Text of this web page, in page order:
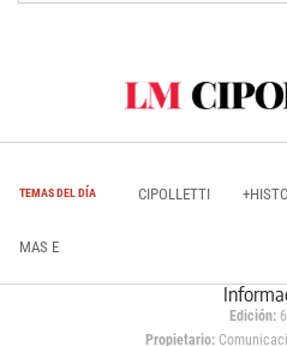
TEMAS DEL DÍA CIPOLLETTI
MAS E
Edición:
Propietario: